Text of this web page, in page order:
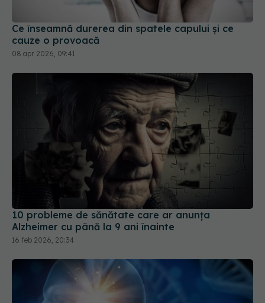
Ce înseamnă durerea din spatele capului și ce
cauze o provoacă
08 apr 2026, 09:41
10 probleme de sănătate care ar anunța
Alzheimer cu până la 9 ani înainte
16 feb 2026, 20:34